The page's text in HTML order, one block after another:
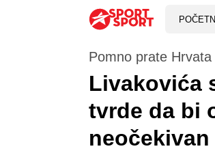
Pomno prate Hrvata
Livakovića
tvrde da bi